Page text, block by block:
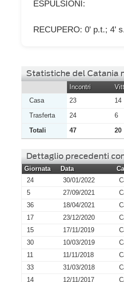
ESPULSIONI:
RECUPERO: 0' p.t.; 4'
Statistiche del Catania
Incontri
Casa
23 14
Trasferta
24 6
Totali
47 20
Dettaglio precedenti
Giornata Data
24
30/01/2022
5
27/09/2021
36
18/04/2021
17
23/12/2020
15
17/11/2019
30
10/03/2019
11
11/11/2018
33
31/03/2018
14
12/11/2017